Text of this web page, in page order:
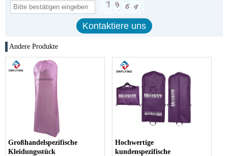
Andere Produkte
Großhandelspezifische
Kleidungsstück
Hochwertige
kundenspezifische